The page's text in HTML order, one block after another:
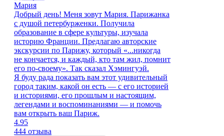
Мария
Добрый день! Меня зовут Мария. Парижанка
с душой петербурженки. Получила
образование в сфере культуры, изучала
историю Франции. Предлагаю авторские
экскурсии по Парижу, который «...никогда
не кончается, и каждый, кто там жил, помнит
его по-своему». Так сказал Хэмингуэй.
Я буду рада показать вам этот удивительный
город таким, какой он есть — с его историей
и историями, его прошлым и настоящим,
легендами и воспоминаниями — и помочь
вам открыть ваш Париж.
4.95
444 отзыва